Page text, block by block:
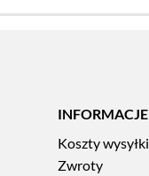
INFORMACJE
Koszty wysyłki
Zwroty